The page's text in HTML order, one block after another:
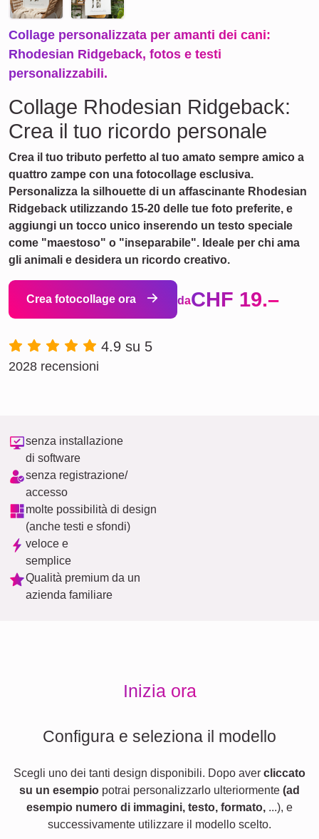
Collage personalizzata per amanti dei cani:
Rhodesian Ridgeback, fotos e testi
personalizzabili.
Collage Rhodesian Ridgeback:
Crea il tuo ricordo personale
Crea il tuo tributo perfetto al tuo amato sempre amico a
quattro zampe con una fotocollage esclusiva.
Personalizza la silhouette di un affascinante Rhodesian
Ridgeback utilizzando 15-20 delle tue foto preferite, e
aggiungi un tocco unico inserendo un testo speciale
come "maestoso" o "inseparabile". Ideale per chi ama
gli animali e desidera un ricordo creativo.
Crea fotocollage ora daCHF 19.–
4.9 su 5
2028 recensioni
senza installazione
di software
senza registrazione/
accesso
molte possibilità di design
(anche testi e sfondi)
veloce e
semplice
Qualità premium da un
azienda familiare
Inizia ora
Configura e seleziona il modello
Scegli uno dei tanti design disponibili. Dopo aver cliccato
su un esempio potrai personalizzarlo ulteriormente (ad
esempio numero di immagini, testo, formato, ...), e
successivamente utilizzare il modello scelto.